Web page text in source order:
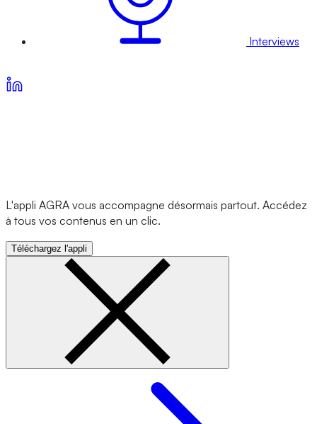
Interviews
L'appli AGRA vous accompagne désormais partout. Accédez
à tous vos contenus en un clic.
Téléchargez l'appli